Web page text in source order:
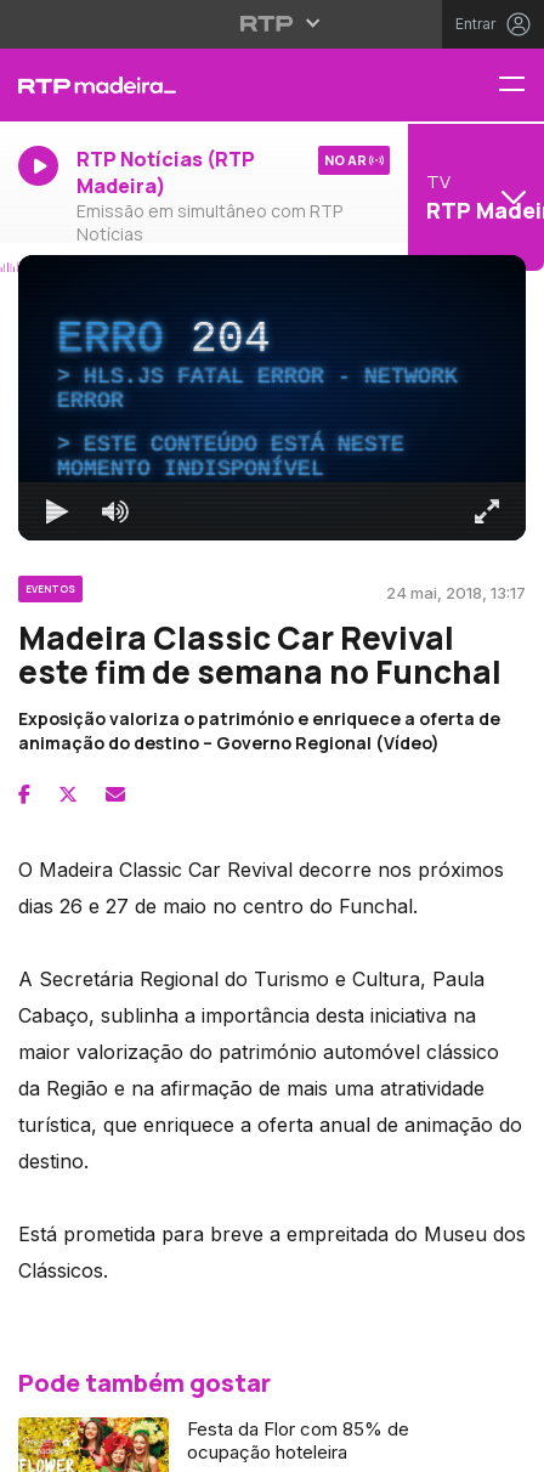
Entrar
RTP Notícias (RTP
Madeira)
Emissão em simultâneo com RTP
Notícias
NO AR
TV
RTP
ERRO204
HLS.JS FATAL ERROR - NETWORK
ERROR
ESTE CONTEÚDO ESTÁ NESTE
MOMENTO INDISPONÍVEL
EVENTOS 24 mai, 2018, 13:17
Madeira Classic Car Revival
este fim de semana no Funchal
Exposição valoriza o património e enriquece a oferta de
animação do destino – Governo Regional (Vídeo)
O Madeira Classic Car Revival decorre nos próximos
dias 26 e 27 de maio no centro do Funchal.
A Secretária Regional do Turismo e Cultura, Paula
Cabaço, sublinha a importância desta iniciativa na
maior valorização do património automóvel clássico
da Região e na afirmação de mais uma atratividade
turística, que enriquece a oferta anual de animação do
destino.
Está prometida para breve a empreitada do Museu dos
Clássicos.
Pode também gostar
Festa da Flor com 85% de
ocupação hoteleira